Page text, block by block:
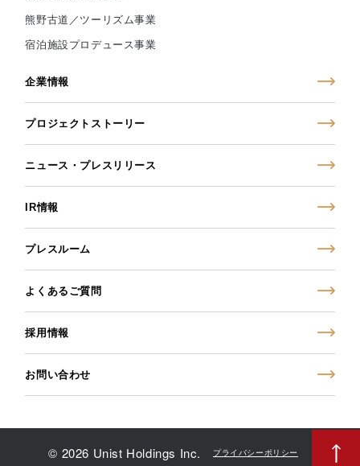
熊野古道／ツーリズム事業
宿泊施設プロデュース事業
企業情報
プロジェクトストーリー
ニュース・プレスリリース
IR情報
プレスルーム
よくあるご質問
採用情報
お問い合わせ
© 2026 Unist Holdings Inc. プライバシーポリシー